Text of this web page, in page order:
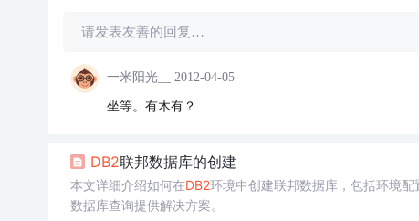
请发表友善的回复…
一米阳光__ 2012-04-05
坐等。有木有？
DB2联邦数据库的创建
本文详细介绍如何在DB2环境中创建联邦数据库，包括环境配
数据库查询提供解决方案。